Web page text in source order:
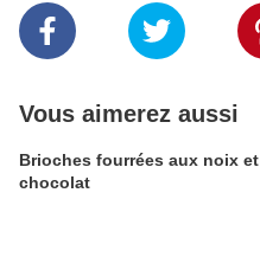
Vous aimerez aussi
Brioches fourrées aux noix et
chocolat